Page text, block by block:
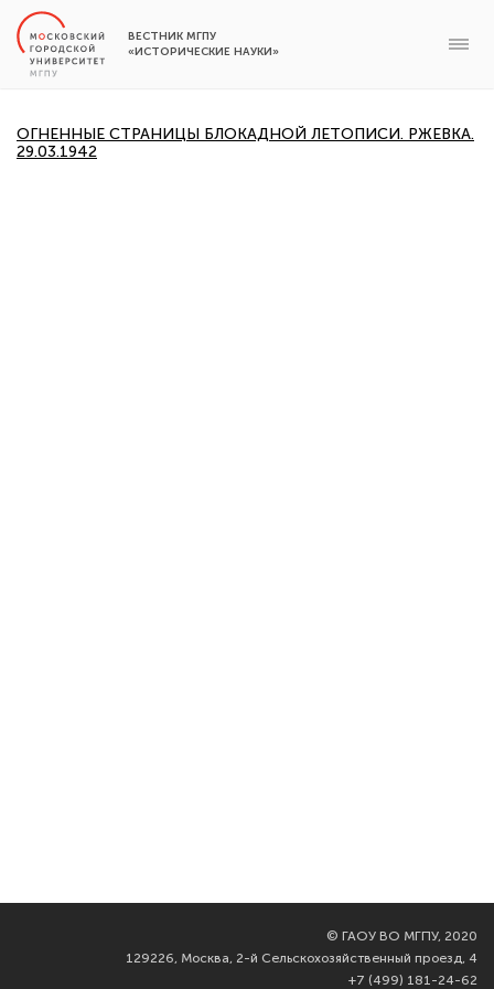
ВЕСТНИК МГПУ
«ИСТОРИЧЕСКИЕ НАУКИ»
ОГНЕННЫЕ СТРАНИЦЫ БЛОКАДНОЙ ЛЕТОПИСИ. РЖЕВКА.
29.03.1942
© ГАОУ ВО МГПУ, 2020
129226, Москва, 2-й Сельскохозяйственный проезд, 4
+7 (499) 181-24-62